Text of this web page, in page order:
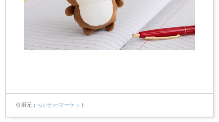
引用元 ちいかわマーケット